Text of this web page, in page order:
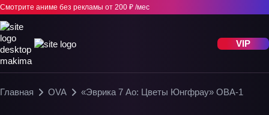
Смотрите аниме без рекламы от 200 ₽ /мес
VIP
Главная OVA «Эврика 7 Ao: Цветы Юнгфрау» ОВА-1